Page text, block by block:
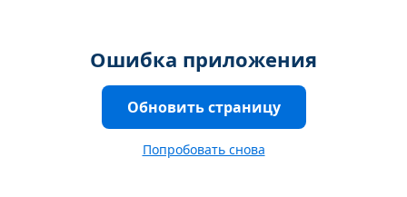
Ошибка приложения
Обновить страницу
Попробовать снова